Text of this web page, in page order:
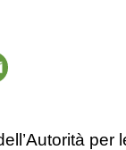
per